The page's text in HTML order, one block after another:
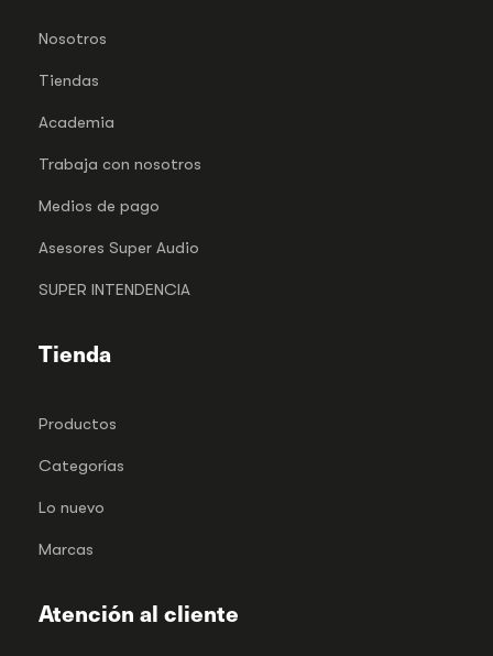
Nosotros
Tiendas
Academia
Trabaja con nosotros
Medios de pago
Asesores Super Audio
SUPER INTENDENCIA
Tienda
Productos
Categorías
Lo nuevo
Marcas
Atención al cliente